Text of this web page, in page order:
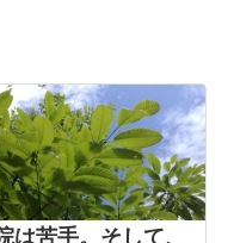
は苦手。そして、